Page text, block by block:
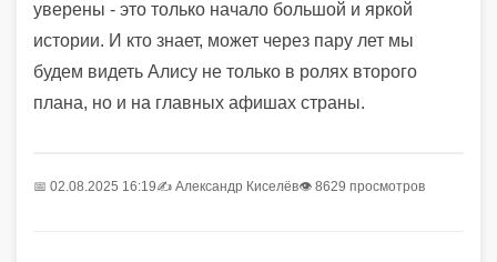
уверены - это только начало большой и яркой
истории. И кто знает, может через пару лет мы
будем видеть Алису не только в ролях второго
плана, но и на главных афишах страны.
📅 02.08.2025 16:19✍️ Александр Киселёв👁 8629 просмотров